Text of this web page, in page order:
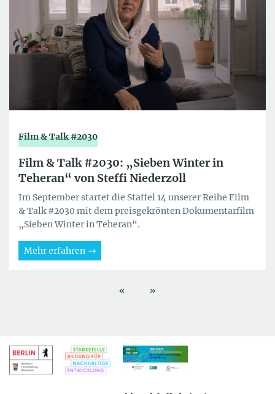
Film & Talk #2030
Film & Talk #2030: „Sieben Winter in
Teheran“ von Steffi Niederzoll
Im September startet die Staffel 14 unserer Reihe Film
& Talk #2030 mit dem preisgekrönten Dokumentarfilm
„Sieben Winter in Teheran“.
Mehr erfahren